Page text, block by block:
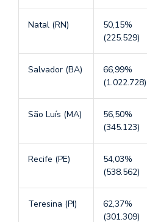
Natal (RN)
50,15%
(225.529)
Salvador (BA)
66,99%
(1.022.728)
São Luís (MA)
56,50%
(345.123)
Recife (PE)
54,03%
(538.562)
Teresina (PI)
62,37%
(301.309)